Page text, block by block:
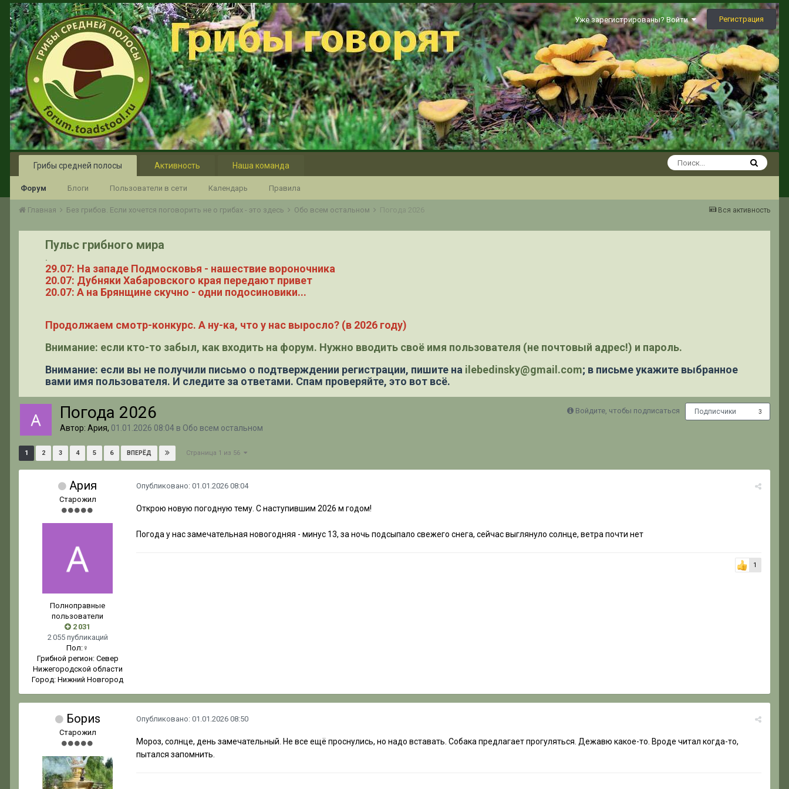
Уже зарегистрированы? Войти Регистрация
Грибы средней полосы
Форум Блоги Пользователи в сети Календарь Правила
Активность Наша команда
Вся активность
Главная Без грибов. Если хочется поговорить не о грибах - это здесь Обо всем остальном Погода 2026
Пульс грибного мира
.
29.07: На западе Подмосковья - нашествие вороночника
20.07: Дубняки Хабаровского края передают привет
20.07: А на Брянщине скучно - одни подосиновики...
Продолжаем смотр-конкурс. А ну-ка, что у нас выросло? (в 2026 году)
Внимание: если кто-то забыл, как входить на форум. Нужно вводить своё имя пользователя (не почтовый адрес!) и пароль.
Внимание: если вы не получили письмо о подтверждении регистрации, пишите на ilebedinsky@gmail.com; в письме укажите выбранное
вами имя пользователя. И следите за ответами. Спам проверяйте, это вот всё.
Войдите, чтобы подписаться Подписчики 3
Погода 2026
Автор: Ария, 01.01.2026 08:04 в Обо всем остальном
1 2 3 4 5 6 ВПЕРЁД Страница 1 из 56
Ария
Старожил
Полноправные
пользователи
2 031
2 055 публикаций
Пол: ♀
Грибной регион: Север
Нижегородской области
Город: Нижний Новгород
Опубликовано: 01.01.2026 08:04
Открою новую погодную тему. С наступившим 2026 м годом!
Погода у нас замечательная новогодняя - минус 13, за ночь подсыпало свежего снега, сейчас выглянуло солнце, ветра почти нет
1
Бориs
Старожил
Опубликовано: 01.01.2026 08:50
Мороз, солнце, день замечательный. Не все ещё проснулись, но надо вставать. Собака предлагает прогуляться. Дежавю какое-то. Вроде читал когда-то,
пытался запомнить.